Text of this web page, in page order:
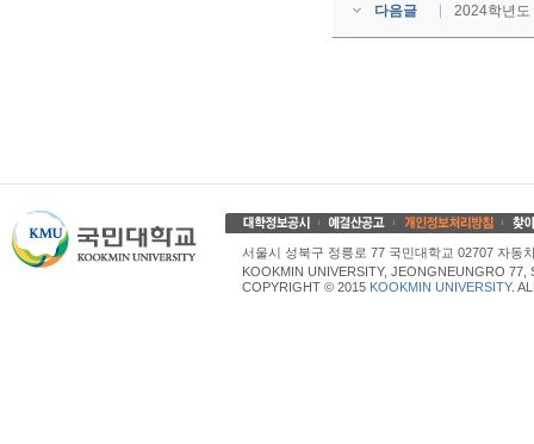
다음글 2024학년도
서울시 성북구 정릉로 77 국민대학교 02707 자동
KOOKMIN UNIVERSITY, JEONGNEUNGRO
COPYRIGHT © 2015 KOOKMIN UNIVERSITY.